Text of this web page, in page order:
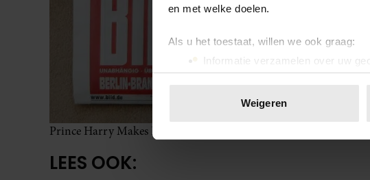
en met welke doelen.
Als u het toestaat, willen we ook graag:
Informatie verzamelen over uw
Uw apparaat identificeren door
toestemming op elk moment wijzigen of
We gebruiken cookies om content en
websiteverkeer te analyseren. Ook
Weigeren
Prince Harry Makes Headline News Across The Globe
LEES OOK: